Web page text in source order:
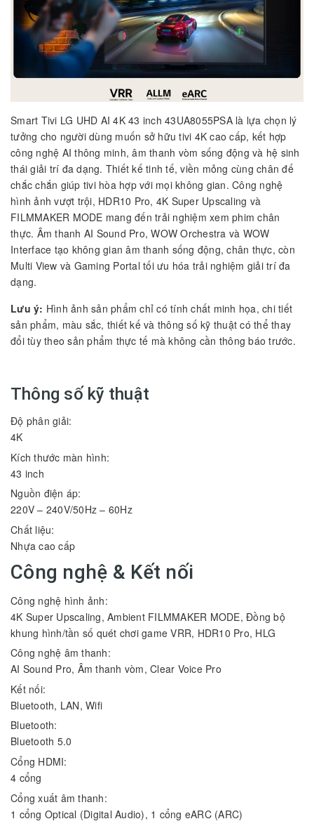
Smart Tivi LG UHD AI 4K 43 inch 43UA8055PSA là lựa chọn lý
tưởng cho người dùng muốn sở hữu tivi 4K cao cấp, kết hợp
công nghệ AI thông minh, âm thanh vòm sống động và hệ sinh
thái giải trí đa dạng. Thiết kế tinh tế, viền mỏng cùng chân đế
chắc chắn giúp tivi hòa hợp với mọi không gian. Công nghệ
hình ảnh vượt trội, HDR10 Pro, 4K Super Upscaling và
FILMMAKER MODE mang đến trải nghiệm xem phim chân
thực. Âm thanh AI Sound Pro, WOW Orchestra và WOW
Interface tạo không gian âm thanh sống động, chân thực, còn
Multi View và Gaming Portal tối ưu hóa trải nghiệm giải trí đa
dạng.
Lưu ý: Hình ảnh sản phẩm chỉ có tính chất minh họa, chi tiết
sản phẩm, màu sắc, thiết kế và thông số kỹ thuật có thể thay
đổi tùy theo sản phẩm thực tế mà không cần thông báo trước.
Thông số kỹ thuật
Độ phân giải:
4K
Kích thước màn hình:
43 inch
Nguồn điện áp:
220V – 240V/50Hz – 60Hz
Chất liệu:
Nhựa cao cấp
Công nghệ & Kết nối
Công nghệ hình ảnh:
4K Super Upscaling, Ambient FILMMAKER MODE, Đồng bộ
khung hình/tần số quét chơi game VRR, HDR10 Pro, HLG
Công nghệ âm thanh:
AI Sound Pro, Âm thanh vòm, Clear Voice Pro
Kết nối:
Bluetooth, LAN, Wifi
Bluetooth:
Bluetooth 5.0
Cổng HDMI:
4 cổng
Cổng xuất âm thanh:
1 cổng Optical (Digital Audio), 1 cổng eARC (ARC)